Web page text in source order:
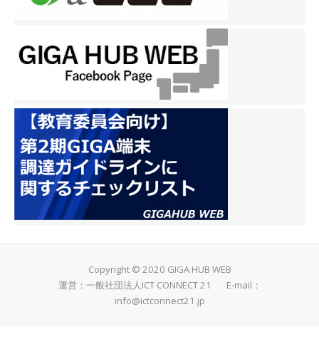
Copyright © 2020 GIGA HUB WEB
運営：一般社団法人ICT CONNECT 21 E-mail：
info@ictconnect21.jp